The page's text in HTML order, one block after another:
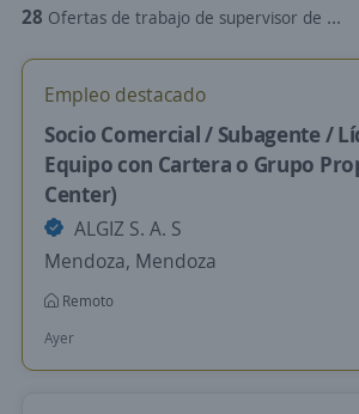
28 Ofertas de trabajo de supervisor de operaciones en Monserrat, Capital Federal
Empleo destacado
Socio Comercial / Subagente /
Equipo con Cartera o Grupo
Center)
ALGIZ S. A. S
Mendoza, Mendoza
Remoto
Ayer